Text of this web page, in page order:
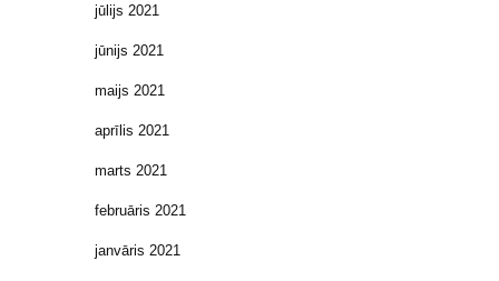
jūlijs 2021
jūnijs 2021
maijs 2021
aprīlis 2021
marts 2021
februāris 2021
janvāris 2021